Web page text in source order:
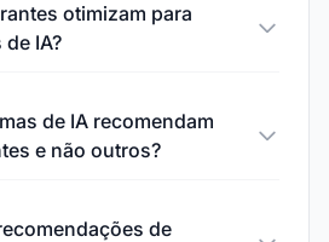
otimizam para
IA?
de IA recomendam
e não outros?
de